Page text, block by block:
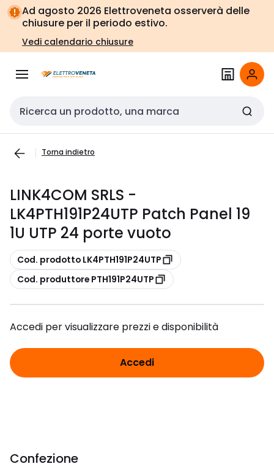
Vai alla
navigazione
Vai
alla
pagina
Ad agosto 2026 Elettroveneta osserverà delle
chiusure per il periodo estivo.
Vedi calendario chiusure
Cerca input
Torna indietro
LINK4COM SRLS -
LK4PTH191P24UTP Patch Panel 19
1U UTP 24 porte vuoto
copia
Cod. prodotto LK4PTH191P24UTP
copia
Cod. produttore PTH191P24UTP
Accedi per visualizzare prezzi e disponibilità
Accedi
Confezione